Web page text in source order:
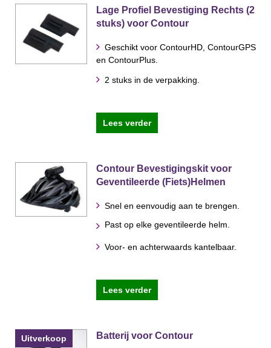
Lage Profiel Bevestiging Rechts (2
stuks) voor Contour
Geschikt voor ContourHD, ContourGPS
en ContourPlus.
2 stuks in de verpakking.
Lees verder
Contour Bevestigingskit voor
Geventileerde (Fiets)Helmen
Snel en eenvoudig aan te brengen.
Past op elke geventileerde helm.
Voor- en achterwaards kantelbaar.
Lees verder
Uitverkoop Batterij voor Contour